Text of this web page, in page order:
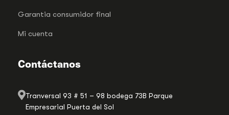
Garantia consumidor final
Mi cuenta
Contáctanos
Tranversal 93 # 51 – 98 bodega 73B Parque
Empresarial Puerta del Sol